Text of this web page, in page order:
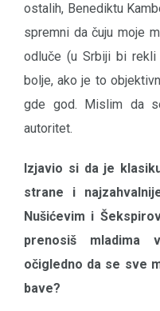
ostalih, Benediktu
spremni da čuju moje
odluče (u Srbiji bi
bolje, ako je to
gde god. Mislim da
autoritet.
Izjavio si da je
strane i
Nušićevim i
prenosiš mladima
očigledno da se sve
bave?